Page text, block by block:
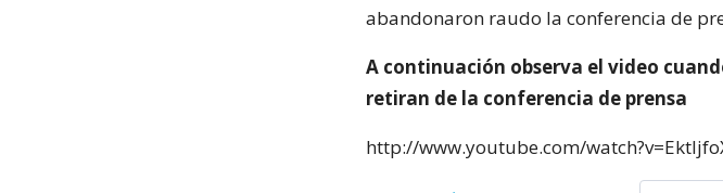
abandonaron raudo la conferencia de
A continuación observa el video
retiran de la conferencia de prensa
http://www.youtube.com/